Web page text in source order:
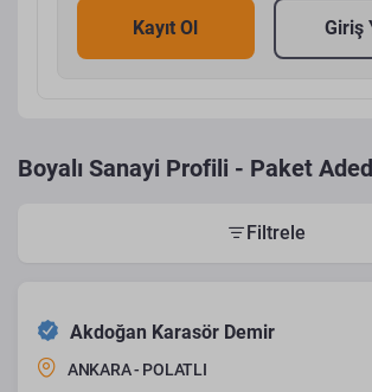
Kayıt Ol Giriş
Boyalı Sanayi Profili - Paket
Filtrele
Akdoğan Karasör Demir
ANKARA - POLATLI